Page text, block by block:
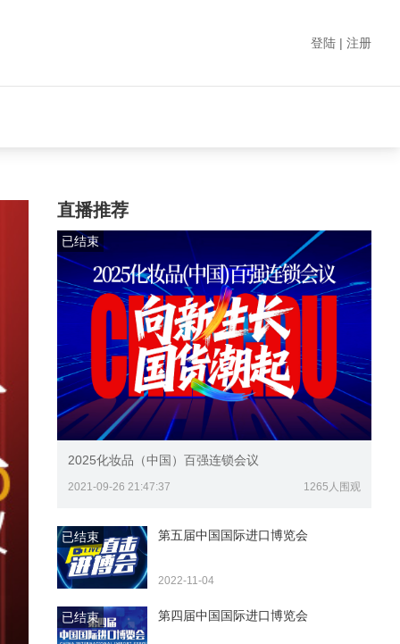
登陆 | 注册
直播推荐
已结束
2025化妆品（中国）百强连锁会议
2021-09-26 21:47:37 1265人围观
已结束 第五届中国国际进口博览会
2022-11-04
已结束 第四届中国国际进口博览会